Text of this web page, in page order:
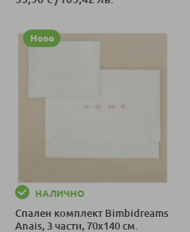
Ново
НАЛИЧНО
Спален комплект Bimbidreams
Anais, 3 части, 70x140 см.